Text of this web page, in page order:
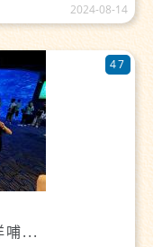
2024-08-14
哺...
47